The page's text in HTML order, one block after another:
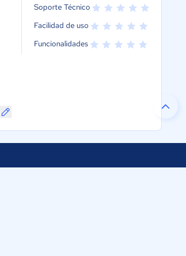
Soporte Técnico
Facilidad de uso
Funcionalidades